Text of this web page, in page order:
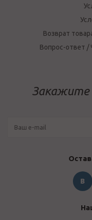
Возврат
Вопрос-ответ /
Закажите